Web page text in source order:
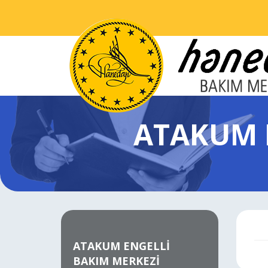
ATAKUM
ATAKUM ENGELLİ
BAKIM MERKEZİ